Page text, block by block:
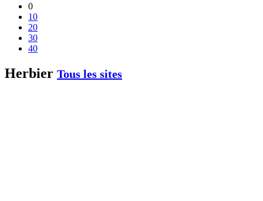
0
10
20
30
40
Herbier Tous les sites